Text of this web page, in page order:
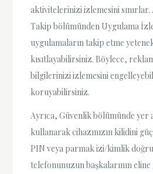
aktivitelerinizi izlemesini sınırlar.
Takip bölümünden Uygulama
uygulamaların takip etme
kısıtlayabilirsiniz. Böylece,
bilgilerinizi izlemesini
koruyabilirsiniz.
Ayrıca, Güvenlik bölümünde yer
kullanarak cihazınızın kilidini
PIN veya parmak izi/kimlik
telefonunuzun başkalarının